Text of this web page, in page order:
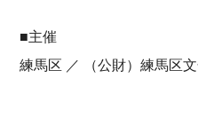
■主催
練馬区 ／ （公財）練馬区